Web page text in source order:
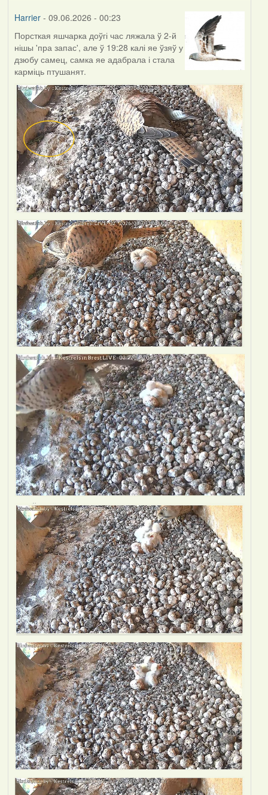
Harrier- 09.06.2026 - 00:23
Порсткая яшчарка доўгі час ляжала ў 2-й
нішы 'пра запас', але ў 19:28 калі яе ўзяў у
дзюбу самец, самка яе адабрала і стала
карміць птушанят.